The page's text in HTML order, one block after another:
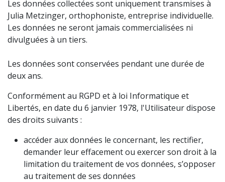
Les données collectées sont uniquement transmises à
Julia Metzinger, orthophoniste, entreprise individuelle.
Les données ne seront jamais commercialisées ni
divulguées à un tiers.
Les données sont conservées pendant une durée de
deux ans.
Conformément au RGPD et à loi Informatique et
Libertés, en date du 6 janvier 1978, l'Utilisateur dispose
des droits suivants :
accéder aux données le concernant, les rectifier,
demander leur effacement ou exercer son droit à la
limitation du traitement de vos données, s’opposer
au traitement de ses données